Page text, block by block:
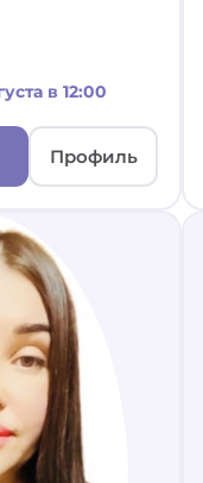
в 12:00
Профиль